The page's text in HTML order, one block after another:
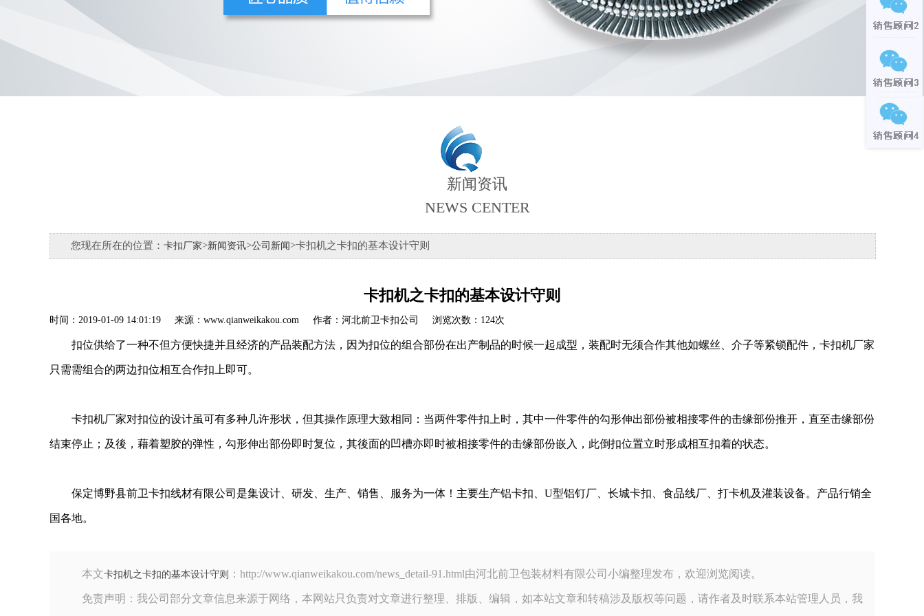
新闻资讯
NEWS CENTER
您现在所在的位置： 卡扣厂家>新闻资讯>公司新闻>卡扣机之卡扣的基本设计守则
卡扣机之卡扣的基本设计守则
时间：2019-01-09 14:01:19 来源：www.qianweikakou.com 作者：河北前卫卡扣公司 浏览次数：124次
扣位供给了一种不但方便快捷并且经济的产品装配方法，因为扣位的组合部份在出产制品的时候一起成型，装配时无须合作其他如螺丝、介子等紧锁配件，卡扣机厂家
只需需组合的两边扣位相互合作扣上即可。
卡扣机厂家对扣位的设计虽可有多种几许形状，但其操作原理大致相同：当两件零件扣上时，其中一件零件的勾形伸出部份被相接零件的击缘部份推开，直至击缘部份
结束停止；及後，藉着塑胶的弹性，勾形伸出部份即时复位，其後面的凹槽亦即时被相接零件的击缘部份嵌入，此倒扣位置立时形成相互扣着的状态。
保定博野县前卫卡扣线材有限公司是集设计、研发、生产、销售、服务为一体！主要生产铝卡扣、U型铝钉厂、长城卡扣、食品线厂、打卡机及灌装设备。产品行销全
国各地。
本文卡扣机之卡扣的基本设计守则 ：http://www.qianweikakou.com/news_detail-91.html由河北前卫包装材料有限公司小编整理发布，欢迎浏览阅读。
免责声明：我公司部分文章信息来源于网络，本网站只负责对文章进行整理、排版、编辑，如本站文章和转稿涉及版权等问题，请作者及时联系本站管理人员，我